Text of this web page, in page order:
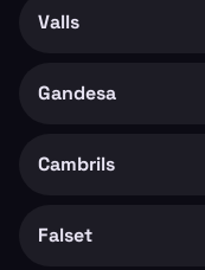
Valls
Gandesa
Cambrils
Falset